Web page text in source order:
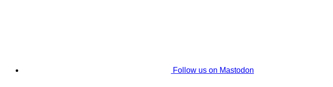
Follow us on Mastodon